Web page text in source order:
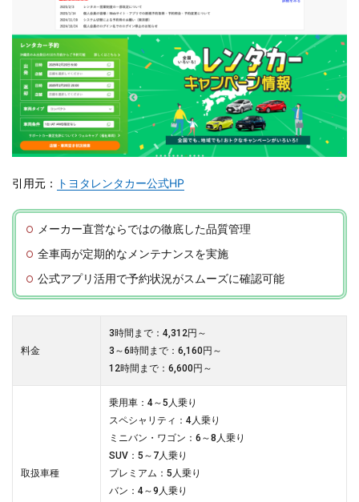
引用元： トヨタレンタカー公式HP
メーカー直営ならではの徹底した品質管理
全車両が定期的なメンテナンスを実施
公式アプリ活用で予約状況がスムーズに確認可能
料金
3時間まで：4,312円～
3～6時間まで：6,160円～
12時間まで：6,600円～
取扱車種
乗用車：4～5人乗り
スペシャリティ：4人乗り
ミニバン・ワゴン：6～8人乗り
SUV：5～7人乗り
プレミアム：5人乗り
バン：4～9人乗り